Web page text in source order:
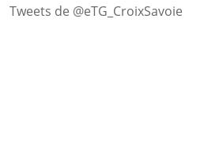
Tweets de @eTG_CroixSavoie